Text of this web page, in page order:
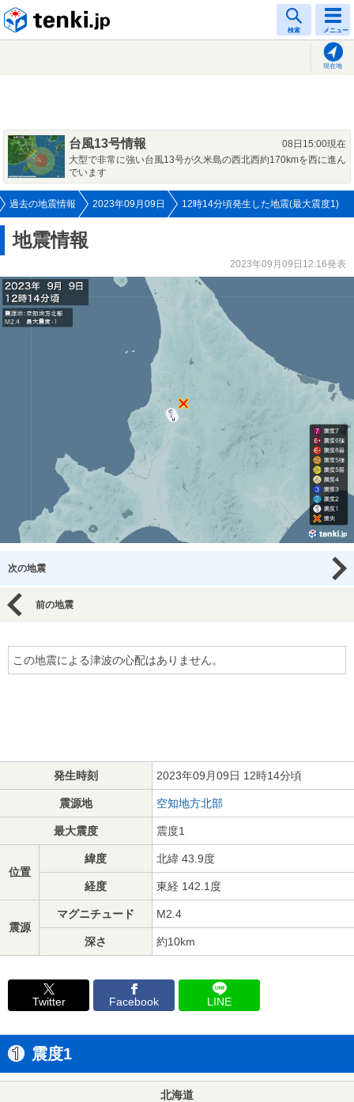
検索 メニュー
現在地
台風13号情報
08日15:00現在
大型で非常に強い台風13号が久米島の西北西約170kmを西に進ん
でいます
過去の地震情報 2023年09月09日 12時14分頃発生した地震(最大震度1)
地震情報
2023年09月09日12:16発表
次の地震
前の地震
この地震による津波の心配はありません。
発生時刻 2023年09月09日 12時14分頃
震源地 空知地方北部
最大震度 震度1
位置
緯度 北緯 43.9度
経度 東経 142.1度
震源
マグニチュード M2.4
深さ 約10km
Twitter Facebook LINE
震度1
北海道